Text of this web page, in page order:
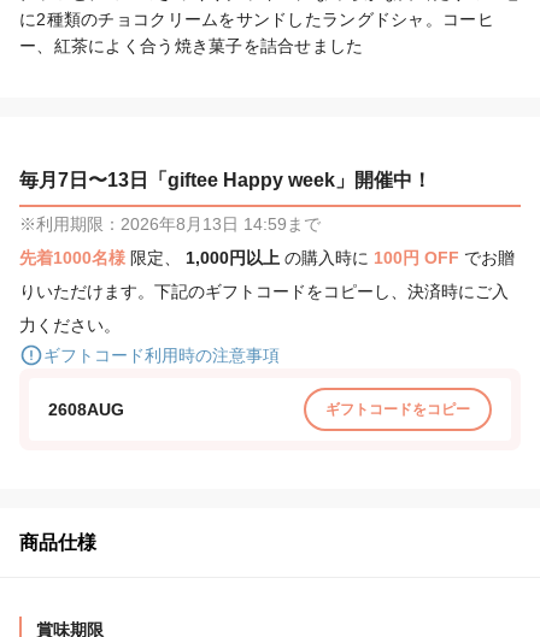
に2種類のチョコクリームをサンドしたラングドシャ。コーヒ
ー、紅茶によく合う焼き菓子を詰合せました
毎月7日〜13日「giftee Happy week」開催中！
※利用期限：2026年8月13日 14:59まで
先着1000名様 限定、 1,000円以上 の購入時に 100円 OFF でお贈
りいただけます。下記のギフトコードをコピーし、決済時にご入
力ください。
ギフトコード利用時の注意事項
2608AUG ギフトコードをコピー
商品仕様
賞味期限